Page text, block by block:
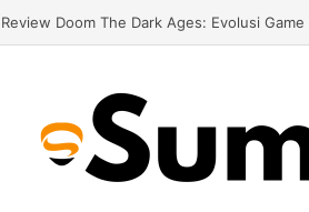
Panduan Build Meta Diablo IV Terbaru